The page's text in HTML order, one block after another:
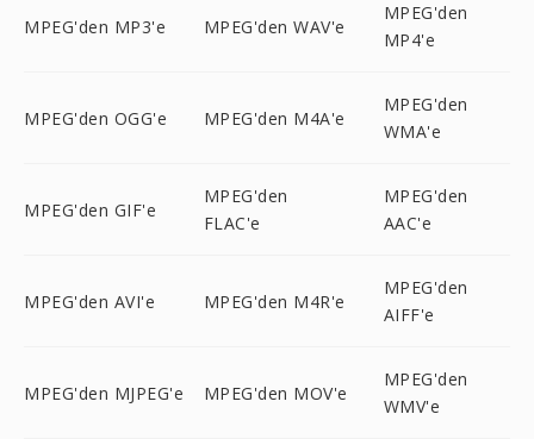
MPEG'den MP3'e MPEG'den WAV'e
MPEG'den
MP4'e
MPEG'den OGG'e MPEG'den M4A'e
MPEG'den
WMA'e
MPEG'den GIF'e
MPEG'den
FLAC'e
MPEG'den
AAC'e
MPEG'den AVI'e MPEG'den M4R'e
MPEG'den
AIFF'e
MPEG'den MJPEG'e MPEG'den MOV'e
MPEG'den
WMV'e